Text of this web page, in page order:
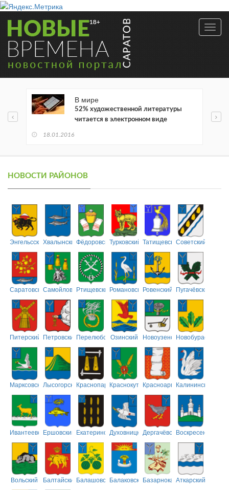
В мире
52% художественной литературы
читается в электронном виде
18.01.2016
НОВОСТИ РАЙОНОВ
ЭнгельсскийХвалынскийФёдоровскийТурковский ТатищевскийСоветский
СаратовскийСамойловскийРтищевскийРомановскийРовенский Пугачёвский
Питерский ПетровскийПерелюбскийОзинский НовоузенскийНовобурасский
МарксовскийЛысогорскийКраснопартизанский
КраснокутскийКрасноармейский
Калининский
ИвантеевскийЕршовский ЕкатериновскийДуховницкийДергачёвскийВоскресенский
Вольский БалтайскийБалашовскийБалаковскийБазарнокарабулакский
Аткарский